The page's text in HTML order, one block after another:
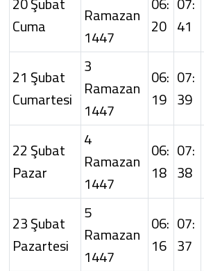
Cuma
Ramazan
1447
20 41
21 Şubat
Cumartesi
3
Ramazan
1447
06:
19
07:
39
22 Şubat
Pazar
4
Ramazan
1447
06:
18
07:
38
23 Şubat
Pazartesi
5
Ramazan
1447
06:
16
07:
37